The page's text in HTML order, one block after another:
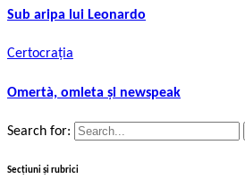
Sub aripa lui Leonardo
Certocrația
Omertà, omleta și newspeak
Search for:
Secțiuni și rubrici